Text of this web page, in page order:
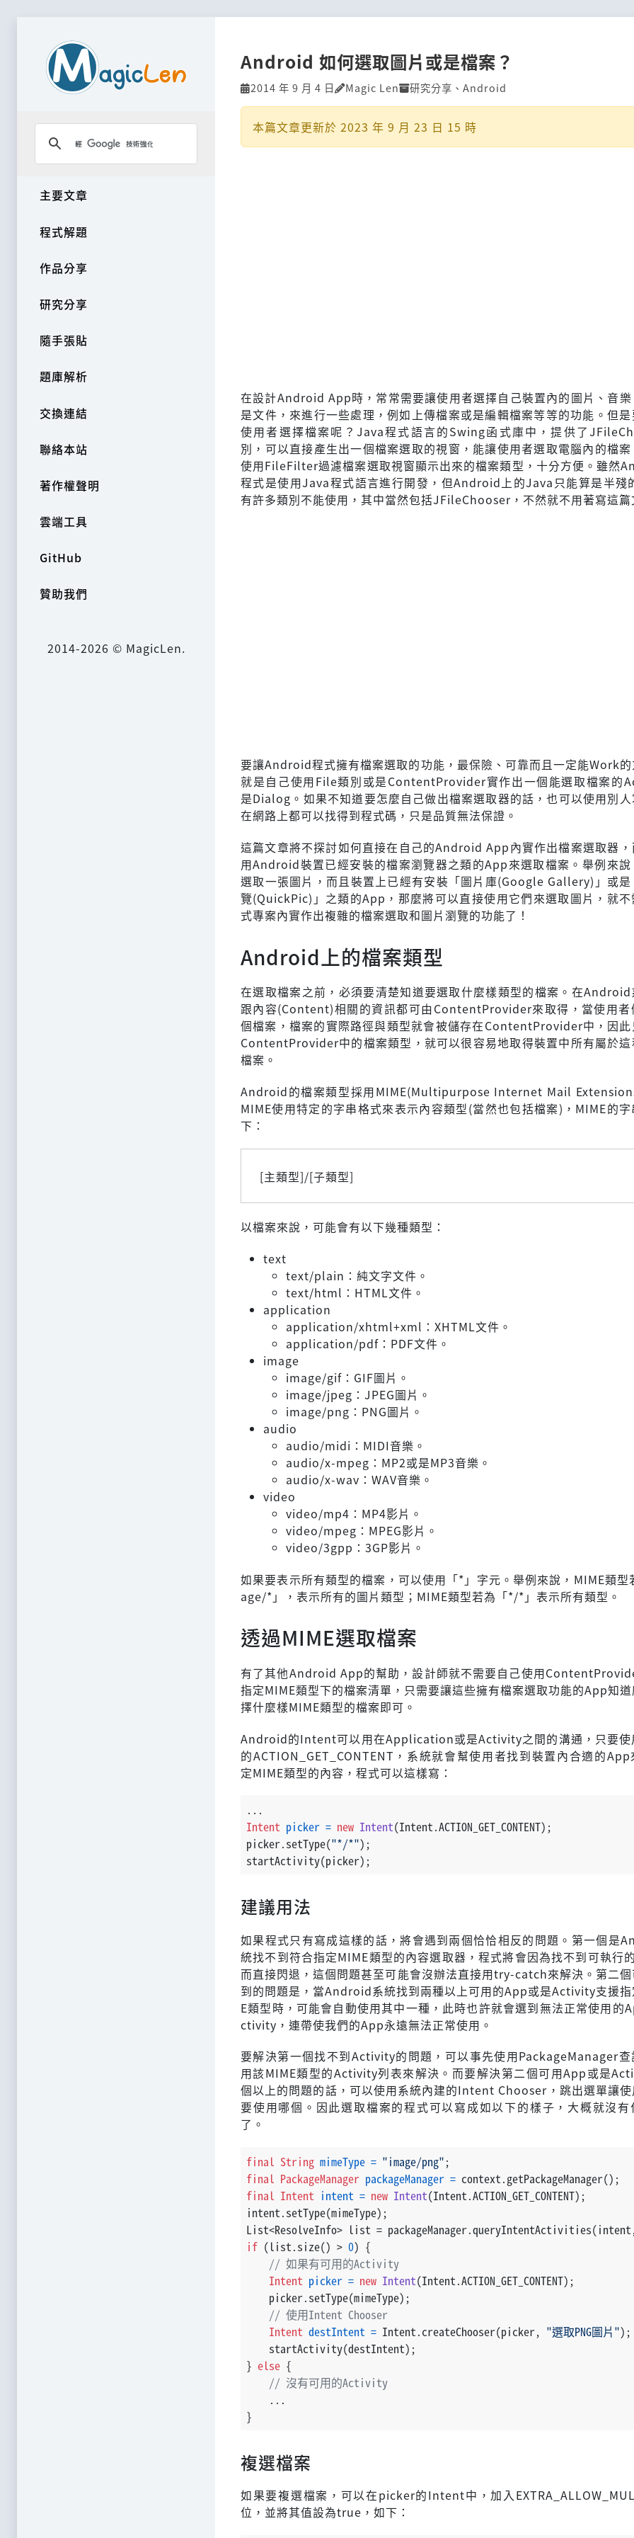
主要文章
程式解題
作品分享
研究分享
隨手張貼
題庫解析
交換連結
聯絡本站
著作權聲明
雲端工具
GitHub
贊助我們
2014-2026 © MagicLen.
Android 如何選取圖片或是檔案？
2014 年 9 月 4 日 Magic Len 研究分享 、 Android
本篇文章更新於 2023 年 9 月 23 日 15 時
在設計Android App時，常常需要讓使用者選擇自己裝置內的圖片、音樂
是文件，來進行一些處理，例如上傳檔案或是編輯檔案等等的功能。但
使用者選擇檔案呢？Java程式語言的Swing函式庫中，提供了
別，可以直接產生出一個檔案選取的視窗，能讓使用者選取電腦內的檔案
使用FileFilter過濾檔案選取視窗顯示出來的檔案類型，十分方便。雖然
程式是使用Java程式語言進行開發，但Android上的Java只能算是半殘
有許多類別不能使用，其中當然包括JFileChooser，不然就不用著寫這篇
要讓Android程式擁有檔案選取的功能，最保險、可靠而且一定能Work的
就是自己使用File類別或是ContentProvider實作出一個能選取檔案的
是Dialog。如果不知道要怎麼自己做出檔案選取器的話，也可以使用別人
在網路上都可以找得到程式碼，只是品質無法保證。
這篇文章將不探討如何直接在自己的Android App內實作出檔案選取器，
用Android裝置已經安裝的檔案瀏覽器之類的App來選取檔案。舉例來說
選取一張圖片，而且裝置上已經有安裝「圖片庫(Google Gallery)」或是
覽(QuickPic)」之類的App，那麼將可以直接使用它們來選取圖片，就不
式專案內實作出複雜的檔案選取和圖片瀏覽的功能了！
Android上的檔案類型
在選取檔案之前，必須要清楚知道要選取什麼樣類型的檔案。在Android
跟內容(Content)相關的資訊都可由ContentProvider來取得，當使用者
個檔案，檔案的實際路徑與類型就會被儲存在ContentProvider中，因此
ContentProvider中的檔案類型，就可以很容易地取得裝置中所有屬於這
檔案。
Android的檔案類型採用MIME(Multipurpose Internet Mail
MIME使用特定的字串格式來表示內容類型(當然也包括檔案)，MIME的字
下：
[主類型]/[子類型]
以檔案來說，可能會有以下幾種類型：
text
text/plain：純文字文件。
text/html：HTML文件。
application
application/xhtml+xml：XHTML文件。
application/pdf：PDF文件。
image
image/gif：GIF圖片。
image/jpeg：JPEG圖片。
image/png：PNG圖片。
audio
audio/midi：MIDI音樂。
audio/x-mpeg：MP2或是MP3音樂。
audio/x-wav：WAV音樂。
video
video/mp4：MP4影片。
video/mpeg：MPEG影片。
video/3gpp：3GP影片。
如果要表示所有類型的檔案，可以使用「*」字元。舉例來說，MIME類型
age/*」，表示所有的圖片類型；MIME類型若為「*/*」表示所有類型。
透過MIME選取檔案
有了其他Android App的幫助，設計師就不需要自己使用
指定MIME類型下的檔案清單，只需要讓這些擁有檔案選取功能的App知
擇什麼樣MIME類型的檔案即可。
Android的Intent可以用在Application或是Activity之間的溝通，只要
的ACTION_GET_CONTENT，系統就會幫使用者找到裝置內合適的App
定MIME類型的內容，程式可以這樣寫：
...
Intent picker = new Intent(Intent.ACTION_GET_CONTENT);
picker.setType("*/*");
startActivity(picker);
建議用法
如果程式只有寫成這樣的話，將會遇到兩個恰恰相反的問題。第一個是
統找不到符合指定MIME類型的內容選取器，程式將會因為找不到可執行
而直接閃退，這個問題甚至可能會沒辦法直接用try-catch來解決。第二個
到的問題是，當Android系統找到兩種以上可用的App或是Activity支援指
E類型時，可能會自動使用其中一種，此時也許就會選到無法正常使用的
ctivity，連帶使我們的App永遠無法正常使用。
要解決第一個找不到Activity的問題，可以事先使用PackageManager查
用該MIME類型的Activity列表來解決。而要解決第二個可用App或是
個以上的問題的話，可以使用系統內建的Intent Chooser，跳出選單讓使
要使用哪個。因此選取檔案的程式可以寫成如以下的樣子，大概就沒有
了。
final String mimeType = "image/png";
final PackageManager packageManager = context.getPackageManager();
final Intent intent = new Intent(Intent.ACTION_GET_CONTENT);
intent.setType(mimeType);
List<ResolveInfo> list = packageManager.queryIntentActivities(intent,
if (list.size() > 0) {
// 如果有可用的Activity
Intent picker = new Intent(Intent.ACTION_GET_CONTENT);
    picker.setType(mimeType);
// 使用Intent Chooser
Intent destIntent = Intent.createChooser(picker, "選取PNG圖片");
    startActivity(destIntent);
} else {
// 沒有可用的Activity
    ...
}
複選檔案
如果要複選檔案，可以在picker的Intent中，加入
位，並將其值設為true，如下：